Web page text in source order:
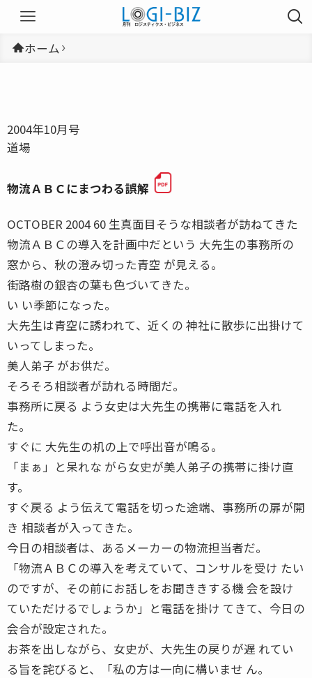
ホーム
2004年10月号
道場
物流ＡＢＣにまつわる誤解
OCTOBER 2004 60 生真面目そうな相談者が訪ねてきた
物流ＡＢＣの導入を計画中だという 大先生の事務所の
窓から、秋の澄み切った青空 が見える。
街路樹の銀杏の葉も色づいてきた。
い い季節になった。
大先生は青空に誘われて、近くの 神社に散歩に出掛けて
いってしまった。
美人弟子 がお供だ。
そろそろ相談者が訪れる時間だ。
事務所に戻る よう女史は大先生の携帯に電話を入れ
た。
すぐに 大先生の机の上で呼出音が鳴る。
「まぁ」と呆れな がら女史が美人弟子の携帯に掛け直
す。
すぐ戻る よう伝えて電話を切った途端、事務所の扉が開
き 相談者が入ってきた。
今日の相談者は、あるメーカーの物流担当者だ。
「物流ＡＢＣの導入を考えていて、コンサルを受け たい
のですが、その前にお話しをお聞ききする機 会を設け
ていただけるでしょうか」と電話を掛け てきて、今日の
会合が設定された。
お茶を出しながら、女史が、大先生の戻りが遅 れてい
る旨を詫びると、「私の方は一向に構いませ ん。